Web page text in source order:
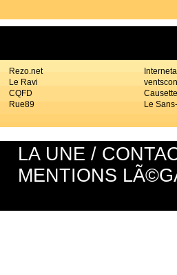
Rezo.net
Le Ravi
CQFD
Rue89
Causette
Le
LA UNE /
MENTIONS